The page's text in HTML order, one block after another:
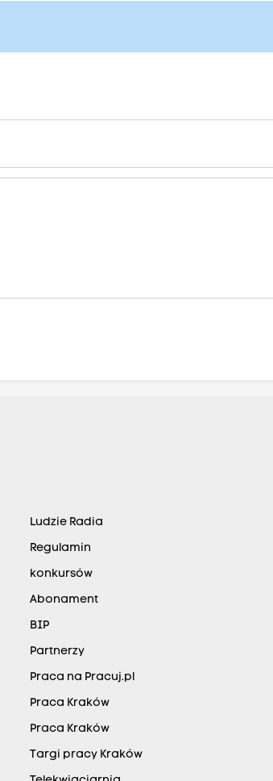
Ludzie Radia
Regulamin
konkursów
Abonament
BIP
Partnerzy
Praca na Pracuj.pl
Praca Kraków
Praca Kraków
Targi pracy Kraków